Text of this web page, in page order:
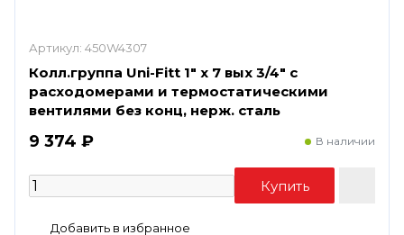
Артикул: 450W4307
Колл.группа Uni-Fitt 1" х 7 вых 3/4" с
расходомерами и термостатическими
вентилями без конц, нерж. сталь
9 374 ₽ В наличии